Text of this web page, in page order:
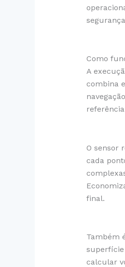
Como
A
combina
O sensor
cada
final.
Também
superfície
calcular